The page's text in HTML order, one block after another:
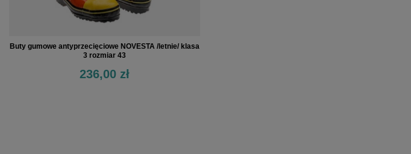
Buty gumowe antyprzecięciowe NOVESTA /letnie/ klasa
3 rozmiar 43
236,00 zł